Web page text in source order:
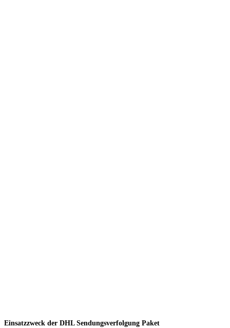
Einsatzzweck der DHL Sendungsverfolgung Paket